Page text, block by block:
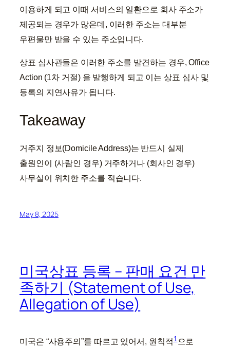
이용하게 되고 이때 서비스의 일환으로 회사 주소가
제공되는 경우가 많은데, 이러한 주소는 대부분
우편물만 받을 수 있는 주소입니다.
상표 심사관들은 이러한 주소를 발견하는 경우, Office
Action (1차 거절) 을 발행하게 되고 이는 상표 심사 및
등록의 지연사유가 됩니다.
Takeaway
거주지 정보(Domicile Address)는 반드시 실제
출원인이 (사람인 경우) 거주하거나 (회사인 경우)
사무실이 위치한 주소를 적습니다.
May 8, 2025
미국상표 등록 – 판매 요건 만
족하기 (Statement of Use,
Allegation of Use)
미국은 “사용주의”를 따르고 있어서, 원칙적1으로